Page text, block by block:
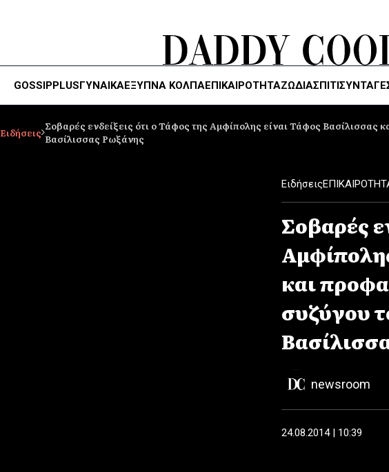
GOSSIPPLUSΓΥΝΑΙΚΑΈΞΥΠΝΑ ΚΌΛΠΑΕΠΙΚΑΙΡΟΤΗΤΑΖΏΔΙΑΣΠΙΤΙ
Ειδήσεις Σοβαρές ενδείξεις ότι ο Τάφος της Αμφίπολης είναι Τάφος
Βασίλισσας Ρωξάνης
Ειδήσεις
Σοβαρές
και
συζύγου
newsroom
24.08.2014 | 10:39